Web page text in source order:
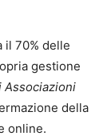
il 70% delle
gestione
Associazioni
della
online.